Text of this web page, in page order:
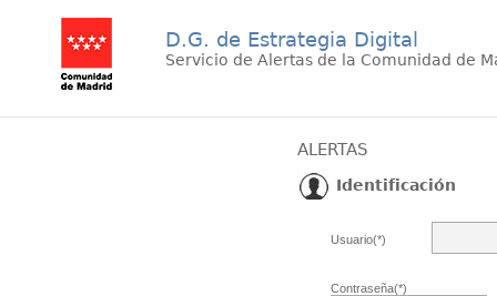
D.G. de Estrategia Digital
Servicio de Alertas de la Comunidad de
ALERTAS
Identificación
Usuario(*)
Contraseña(*)